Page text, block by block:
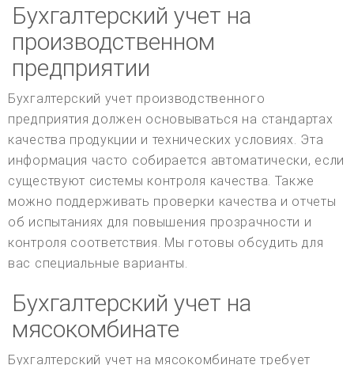
Бухгалтерский учет на
производственном
предприятии
Бухгалтерский учет производственного
предприятия должен основываться на стандартах
качества продукции и технических условиях. Эта
информация часто собирается автоматически, если
существуют системы контроля качества. Также
можно поддерживать проверки качества и отчеты
об испытаниях для повышения прозрачности и
контроля соответствия. Мы готовы обсудить для
вас специальные варианты.
Бухгалтерский учет на
мясокомбинате
Бухгалтерский учет на мясокомбинате требует